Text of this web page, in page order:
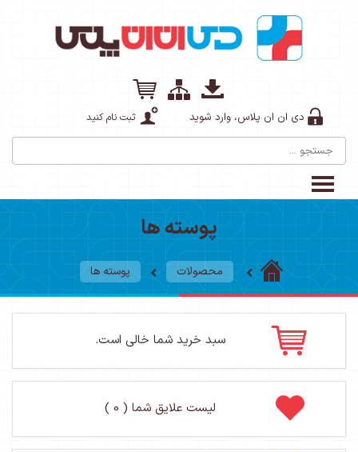
دی ان ان پلاس، وارد شوید ثبت نام کنید
پوسته ها
محصولات پوسته ها
سبد خرید شما خالی است.
لیست علایق شما ( 0 )